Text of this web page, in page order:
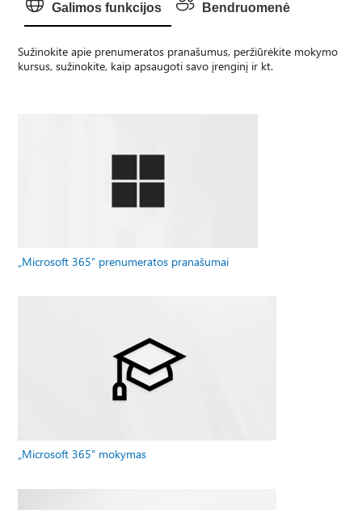
Galimos funkcijos Bendruomenė
Sužinokite apie prenumeratos pranašumus, peržiūrėkite mokymo
kursus, sužinokite, kaip apsaugoti savo įrenginį ir kt.
„Microsoft 365“ prenumeratos pranašumai
„Microsoft 365“ mokymas